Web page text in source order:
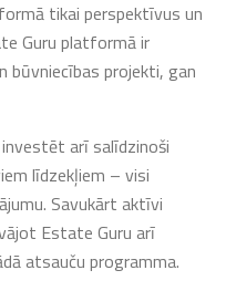
tikai perspektīvus un
Guru platformā ir
būvniecības projekti, gan
arī salīdzinoši
līdzekļiem – visi
Savukārt aktīvi
Estate Guru arī
atsauču programma.